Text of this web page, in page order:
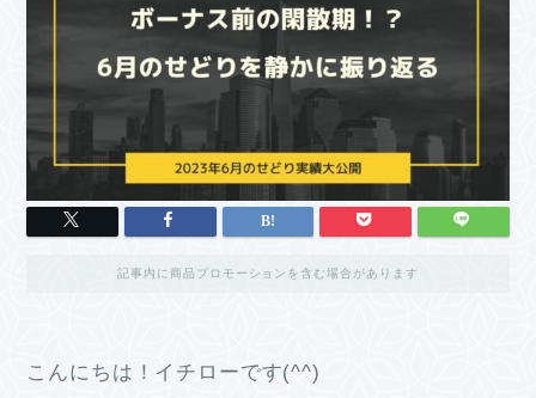
記事内に商品プロモーションを含む場合があります
こんにちは！イチローです(^^)